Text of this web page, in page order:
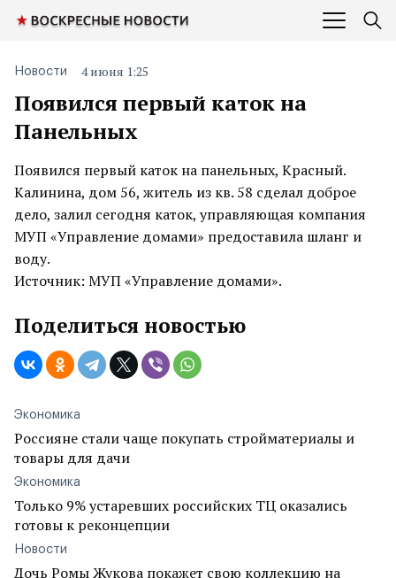
Появился первый каток на
Панельных
Новости 4 июня 1:25
Появился первый каток на панельных, Красный.
Калинина, дом 56, житель из кв. 58 сделал доброе
дело, залил сегодня каток, управляющая компания
МУП «Управление домами» предоставила шланг и
воду.
Источник: МУП «Управление домами».
Поделиться новостью
Экономика
Россияне стали чаще покупать стройматериалы и
товары для дачи
Экономика
Только 9% устаревших российских ТЦ оказались
готовы к реконцепции
Новости
Дочь Ромы Жукова покажет свою коллекцию на